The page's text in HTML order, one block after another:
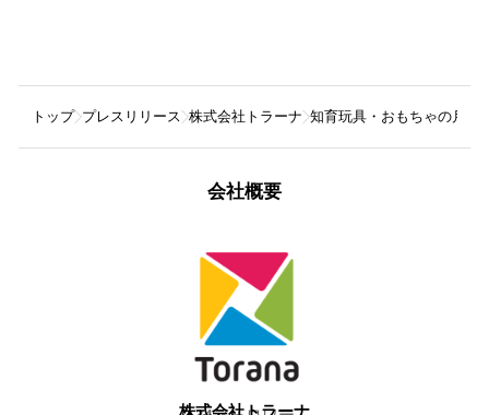
トップ プレスリリース 株式会社トラーナ 知育玩具・おもちゃの月額
会社概要
株式会社トラーナ